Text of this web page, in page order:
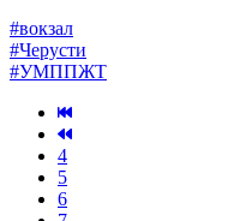
#вокзал
#Черусти
#УМППЖТ
4
5
6